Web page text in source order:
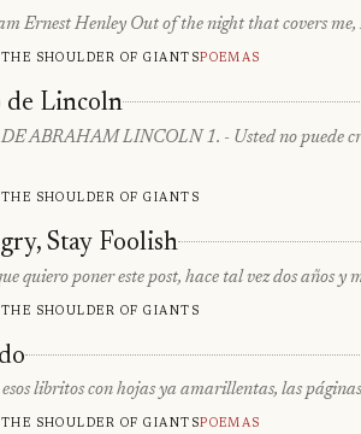
Ernest Henley Out of the night that covers
the shoulder of giantsPoemas
de Lincoln
ABRAHAM LINCOLN 1. - Usted no puede
the shoulder of giants
Stay Foolish
quiero poner este post, hace tal vez dos años
the shoulder of giants
esos libritos con hojas ya amarillentas, las
the shoulder of giantsPoemas